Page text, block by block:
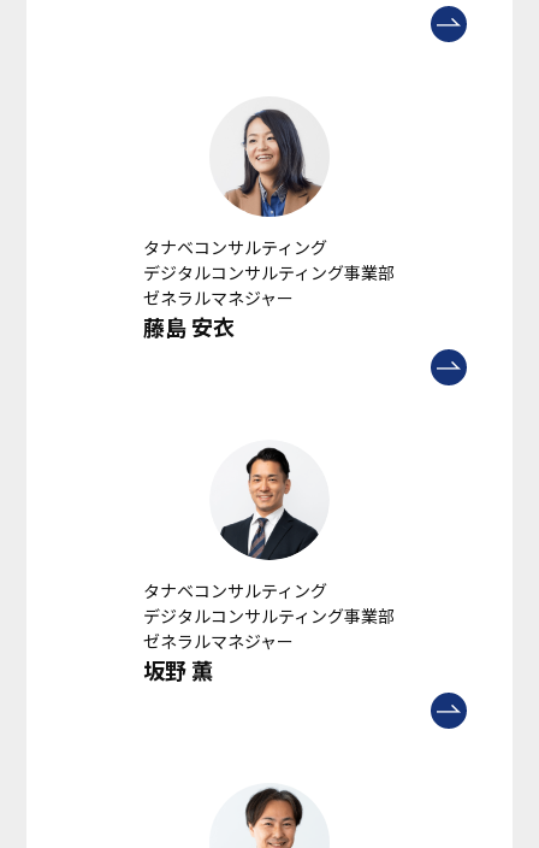
タナベコンサルティング
デジタルコンサルティング事業部
ゼネラルマネジャー
藤島 安衣
タナベコンサルティング
デジタルコンサルティング事業部
ゼネラルマネジャー
坂野 薫